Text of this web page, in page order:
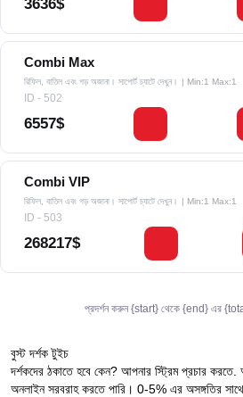
3636$
Combi Max
রিফিল, বাতিল এবং গড় অজানা। সাপোর্ট চ্যাটে দেখুন। | Min:1 Max:1
ID - 502
6557$
Combi VIP
রিফিল, বাতিল এবং গড় অজানা। সাপোর্ট চ্যাটে দেখুন। | Min:1 Max:1
ID - 503
268217$
প্রদর্শন করুন {start} থেকে {end} এর
বুস্ট দর্শক টুইচ
দর্শকদের ঠকাতে হবে কেন? আপনার স্ট্রিম প্রচার করতে.
অনলাইন সরবরাহ করতে পারি। 0-5% এর অসঙ্গতির